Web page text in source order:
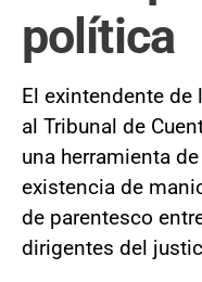
política
El exintendente
al Tribunal de
una herramienta
existencia de
de parentesco
dirigentes del